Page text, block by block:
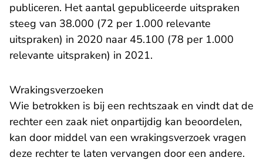
publiceren. Het aantal gepubliceerde uitspraken
steeg van 38.000 (72 per 1.000 relevante
uitspraken) in 2020 naar 45.100 (78 per 1.000
relevante uitspraken) in 2021.
Wrakingsverzoeken
Wie betrokken is bij een rechtszaak en vindt dat de
rechter een zaak niet onpartijdig kan beoordelen,
kan door middel van een wrakingsverzoek vragen
deze rechter te laten vervangen door een andere.